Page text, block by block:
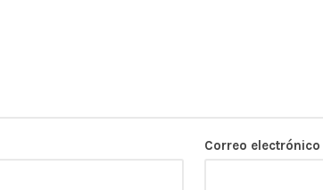
Correo electrónico